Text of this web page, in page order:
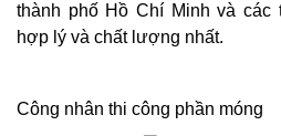
thành phố Hồ Chí Minh và
hợp lý và chất lượng nhất.
Công nhân thi công phần móng